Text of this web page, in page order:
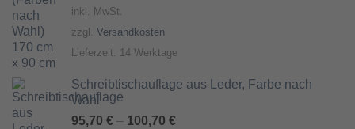
inkl. MwSt.
zzgl. Versandkosten
Lieferzeit: 14 Werktage
Schreibtischauflage aus Leder, Farbe nach
Wahl
95,70 € – 100,70 €